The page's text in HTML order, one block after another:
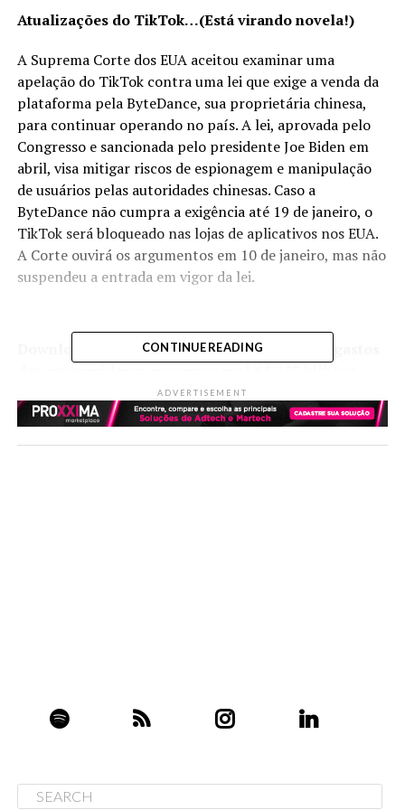
Atualizações do TikTok…(Está virando novela!)
A Suprema Corte dos EUA aceitou examinar uma
apelação do TikTok contra uma lei que exige a venda da
plataforma pela ByteDance, sua proprietária chinesa,
para continuar operando no país. A lei, aprovada pelo
Congresso e sancionada pelo presidente Joe Biden em
abril, visa mitigar riscos de espionagem e manipulação
de usuários pelas autoridades chinesas. Caso a
ByteDance não cumpra a exigência até 19 de janeiro, o
TikTok será bloqueado nas lojas de aplicativos nos EUA.
A Corte ouvirá os argumentos em 10 de janeiro, mas não
suspendeu a entrada em vigor da lei.
Downloads de apps caem 2,3% em 2024, mas gastos
A economia global de aplicativos continuou a se
recuperar em 2024, com os gastos dos consumidores em
downloads.
48% da receita total dos dois principais marketplaces.
CONTINUE READING
ADVERTISEMENT